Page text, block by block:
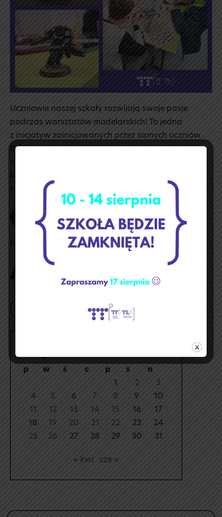
Aktualności
p w ś c p s
n
1
2
3
4
5 6 7 8 9
10
11
12 13 14 15 16
17
18
19 20 21 22 23
24
25
26 27 28 29 30 31
« kwi cze »
Uczniowie naszej szkoły rozwijają swoje pasje
podczas warsztatów modelarskich! To jedna
z inicjatyw zainicjowanych przez samych uczniów .
Dzięki wsparciu szkoły, która zakupiła wszystkie
niezbędne materiały , młodzież może rozwijać
kreatywność, cierpliwość i zdolności manualne,
tworząc niezwykłe modele figurek.
Czytaj dalej
👾
Kółko
modelarskie
Kategoria: Aktualności